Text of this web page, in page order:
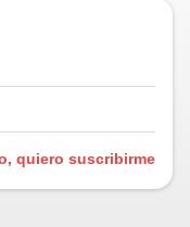
quiero suscribirme